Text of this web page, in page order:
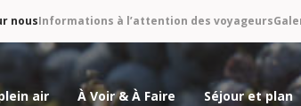
nousInformations à l’attention des voyageurs
air À Voir & À Faire Séjour et plan